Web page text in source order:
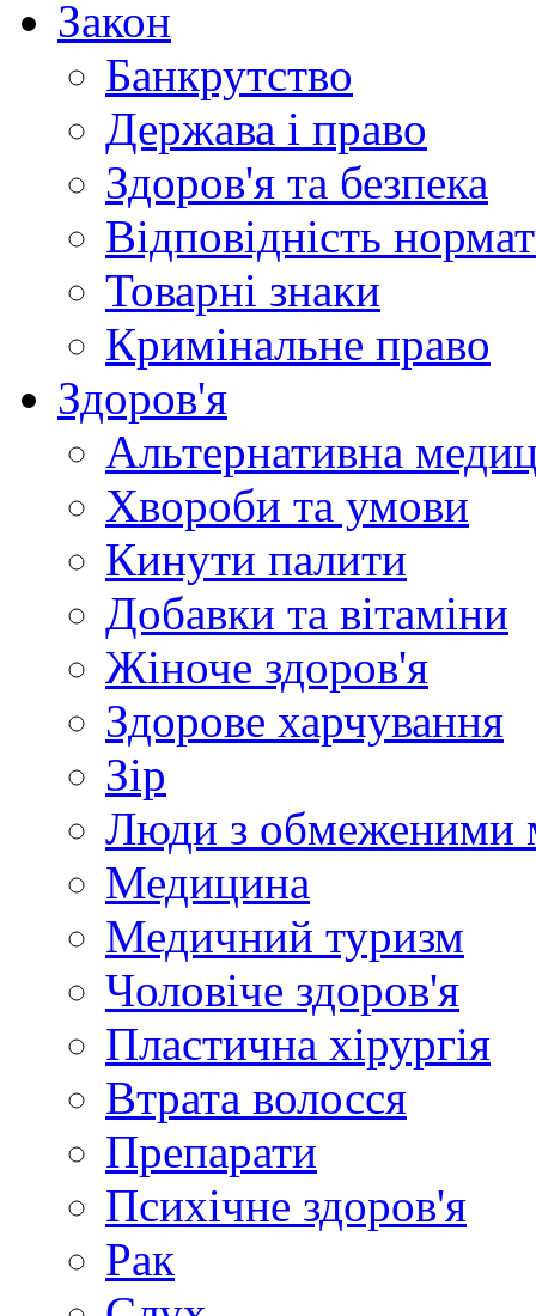
Закон
Банкрутство
Держава і право
Здоров'я та безпека
Відповідність
Товарні знаки
Кримінальне право
Здоров'я
Альтернативна
Хвороби та умови
Кинути палити
Добавки та вітаміни
Жіноче здоров'я
Здорове харчування
Зір
Люди з обмеженими
Медицина
Медичний туризм
Чоловіче здоров'я
Пластична хірургія
Втрата волосся
Препарати
Психічне здоров'я
Рак